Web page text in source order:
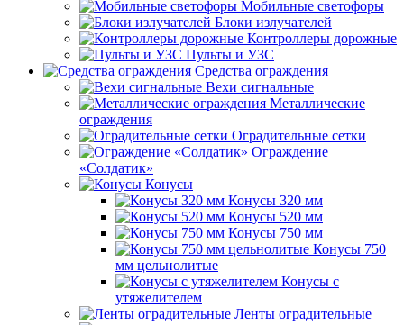
Мобильные светофоры
Блоки излучателей
Контроллеры дорожные
Пульты и УЗС
Средства ограждения
Вехи сигнальные
Металлические
ограждения
Оградительные сетки
Ограждение
«Солдатик»
Конусы
Конусы 320 мм
Конусы 520 мм
Конусы 750 мм
Конусы 750
мм цельнолитые
Конусы с
утяжелителем
Ленты оградительные